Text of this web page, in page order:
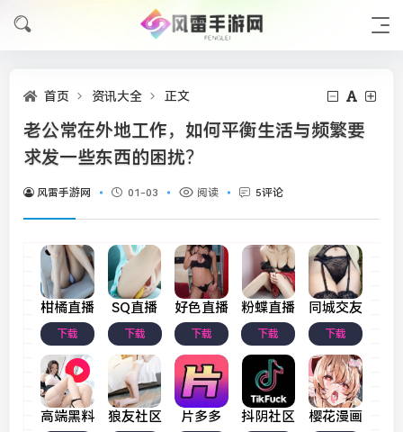
首页 资讯大全 正文
老公常在外地工作，如何平衡生活与频繁要
求发一些东西的困扰？
风雷手游网 01-03 阅读 5评论
柑橘直播
下载
SQ直播
下载
好色直播
下载
粉蝶直播
下载
同城交友
下载
高端黑料 狼友社区 片多多 抖阴社区 樱花漫画